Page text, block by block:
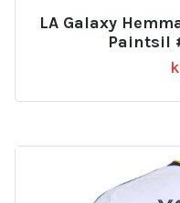
LA Galaxy
Paintsil